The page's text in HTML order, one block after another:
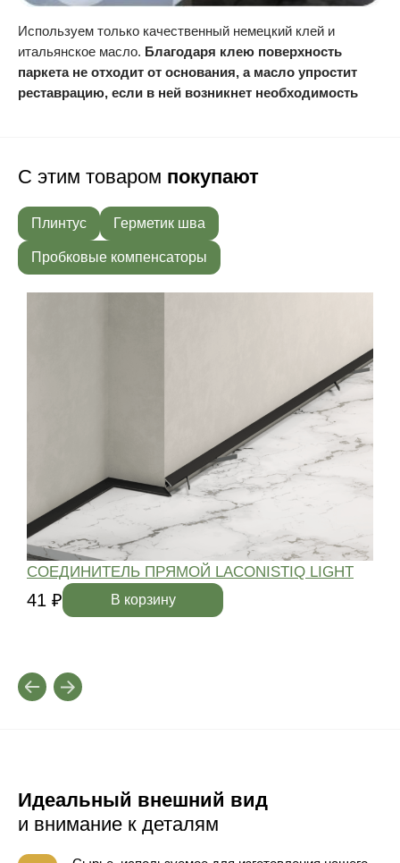
Используем только качественный немецкий клей и
итальянское масло. Благодаря клею поверхность
паркета не отходит от основания, а масло упростит
реставрацию, если в ней возникнет необходимость
С этим товаром покупают
Плинтус Герметик шва
Пробковые компенсаторы
СОЕДИНИТЕЛЬ ПРЯМОЙ LACONISTIQ LIGHT
41 ₽ В корзину
Идеальный внешний вид
и внимание к деталям